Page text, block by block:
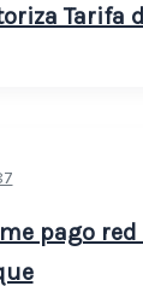
Tarifa
pago red